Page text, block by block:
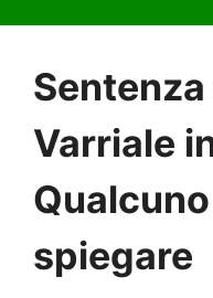
Varriale
spiegare